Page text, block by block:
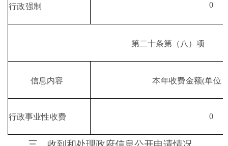
行政强制 0
第二十条第 （ 八 ）项
信息内容 本年收费金额(单位
行政事业性收费 0